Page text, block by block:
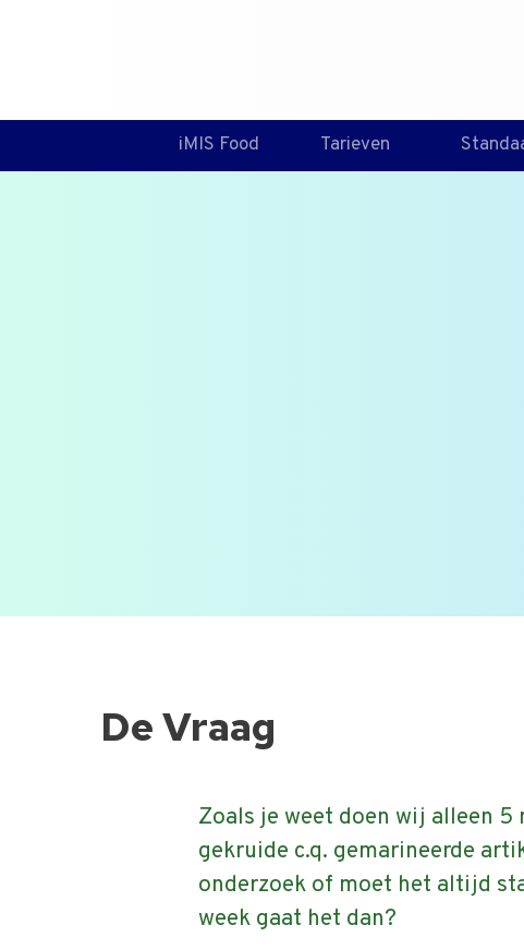
iMIS Food Tarieven
De Vraag
Zoals je weet doen wij alleen
gekruide c.q. gemarineerde
onderzoek of moet het altijd
week gaat het dan?